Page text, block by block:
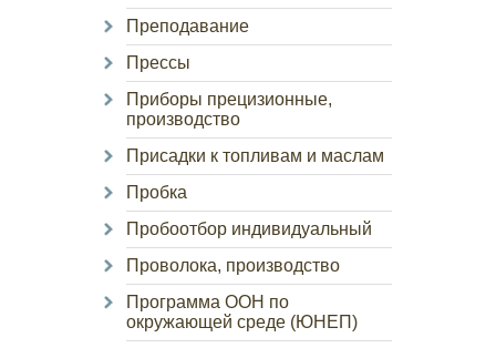
Преподавание
Прессы
Приборы прецизионные,
производство
Присадки к топливам и маслам
Пробка
Пробоотбор индивидуальный
Проволока, производство
Программа ООН по
окружающей среде (ЮНЕП)